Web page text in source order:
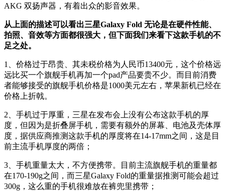
AKG 双扬声器，有着出众的影音效果。
从上面的描述可以看出三星Galaxy Fold 无论是在硬件性能、
拍照、音效等方面都很强大，但下面我们来看下这款手机的不
足之处。
1、价格过于昂贵、其未税价格为人民币13400元，这个价格远
远比买一个旗舰手机再加一个pad产品要贵不少。而目前消费
者能够接受的旗舰手机价格是1000美元左右，苹果新机已经在
价格上折戟。
2、手机过于厚重，三星在发布会上没有公布这款手机的厚
度，但因为是折叠屏手机，需要有额外的屏幕、电池及壳体厚
度，据供应商推测这款手机的厚度将在14-17mm之间，这是目
前主流手机厚度的两倍；
3、手机重量太大，不方便携带。目前主流旗舰手机的重量都
在170-190g之间，而三星Galaxy Fold的重量据推测可能会超过
300g，这么重的手机很难放在裤兜里携带；